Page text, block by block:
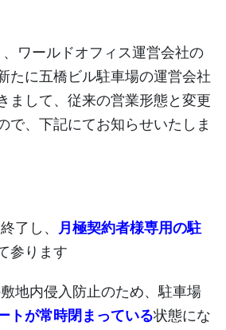
ワールドオフィス運営会社の
たに五橋ビル駐車場の運営会社
まして、従来の営業形態と変更
で、下記にてお知らせいたしま
了し、
月極契約者様専用の駐
参ります
地内侵入防止のため、駐車場
トが常時閉まっている状態にな